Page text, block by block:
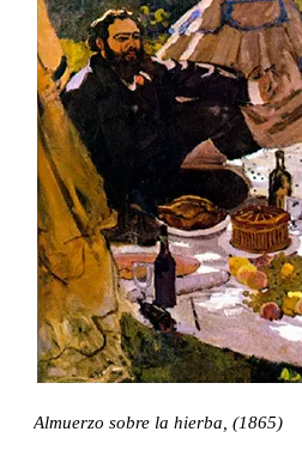
Almuerzo sobre la hierba, (1865)